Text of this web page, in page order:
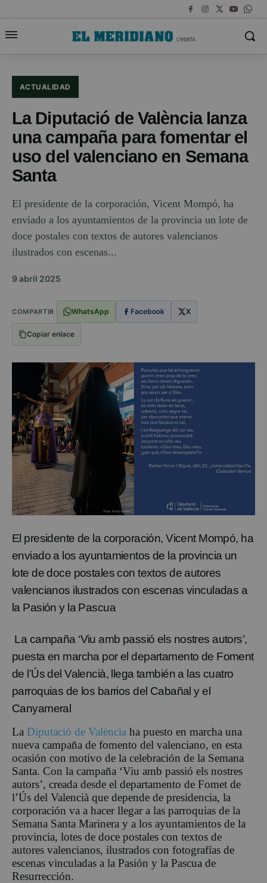
ACTUALIDAD
La Diputació de València lanza
una campaña para fomentar el
uso del valenciano en Semana
Santa
El presidente de la corporación, Vicent Mompó, ha
enviado a los ayuntamientos de la provincia un lote de
doce postales con textos de autores valencianos
ilustrados con escenas...
9 abril 2025
COMPARTIR WhatsApp Facebook X
Copiar enlace
El presidente de la corporación, Vicent Mompó, ha
enviado a los ayuntamientos de la provincia un
lote de doce postales con textos de autores
valencianos ilustrados con escenas vinculadas a
la Pasión y la Pascua
La campaña ‘Viu amb passió els nostres autors’,
puesta en marcha por el departamento de Foment
de l’Ús del Valencià, llega también a las cuatro
parroquias de los barrios del Cabañal y el
Canyameral
La Diputació de València ha puesto en marcha una
nueva campaña de fomento del valenciano, en esta
ocasión con motivo de la celebración de la Semana
Santa. Con la campaña ‘Viu amb passió els nostres
autors’, creada desde el departamento de Fomet de
l’Ús del Valencià que depende de presidencia, la
corporación va a hacer llegar a las parroquias de la
Semana Santa Marinera y a los ayuntamientos de la
provincia, lotes de doce postales con textos de
autores valencianos, ilustrados con fotografías de
escenas vinculadas a la Pasión y la Pascua de
Resurrección.